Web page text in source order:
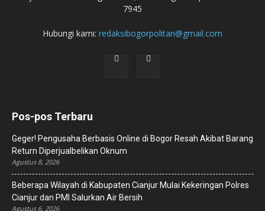
7945
Hubungi kami: redaksibogorpolitan@gmail.com
Pos-pos Terbaru
Geger! Pengusaha Berbasis Online di Bogor Resah Akibat Barang
Return Diperjualbelikan Oknum
Agustus 8, 2026
Beberapa Wilayah di Kabupaten Cianjur Mulai Kekeringan Polres
Cianjur dan PMI Salurkan Air Bersih
Agustus 6, 2026